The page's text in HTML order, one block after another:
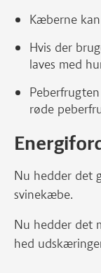
Kæberne
Hvis der
laves med
røde
Nu hedder det
svinekæbe.
Nu hedder det
hed